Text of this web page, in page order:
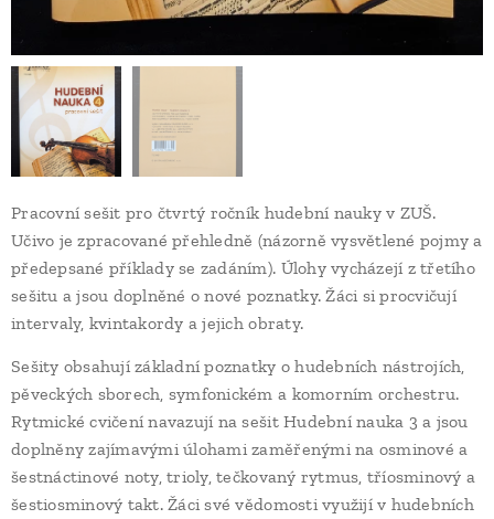
Pracovní sešit pro čtvrtý ročník hudební nauky v ZUŠ.
Učivo je zpracované přehledně (názorně vysvětlené pojmy a
předepsané příklady se zadáním). Úlohy vycházejí z třetího
sešitu a jsou doplněné o nové poznatky. Žáci si procvičují
intervaly, kvintakordy a jejich obraty.
Sešity obsahují základní poznatky o hudebních nástrojích,
pěveckých sborech, symfonickém a komorním orchestru.
Rytmické cvičení navazují na sešit Hudební nauka 3 a jsou
doplněny zajímavými úlohami zaměřenými na osminové a
šestnáctinové noty, trioly, tečkovaný rytmus, tříosminový a
šestiosminový takt. Žáci své vědomosti využijí v hudebních